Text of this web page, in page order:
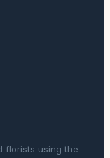
florists using the